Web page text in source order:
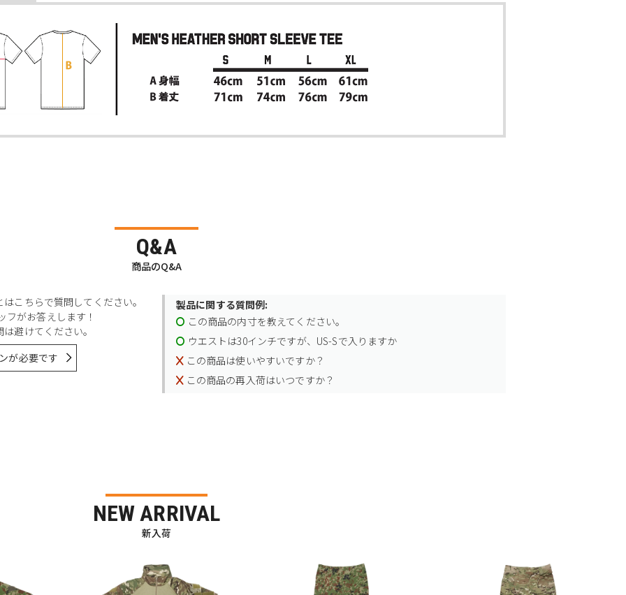
Q&A
商品のQ&A
こちらで質問してください。
フがお答えします！
避けてください。
が必要です
製品に関する質問例:
この商品の内寸を教えてください。
ウエストは30インチですが、US-Sで入りますか
この商品は使いやすいですか？
この商品の再入荷はいつですか？
NEW ARRIVAL
新入荷